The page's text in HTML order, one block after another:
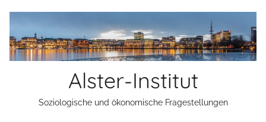
springen
Alster-Institut
Soziologische und ökonomische Fragestellungen